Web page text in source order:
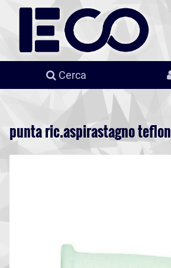
Cerca
punta ric.aspirastagno teflon